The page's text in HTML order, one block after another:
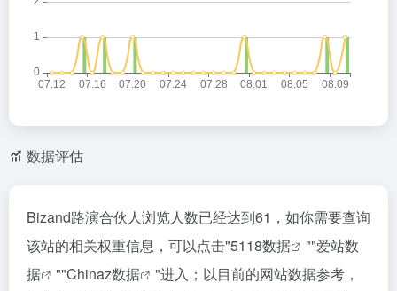
数据评估
Bizand路演合伙人浏览人数已经达到61，如你需要查询
该站的相关权重信息，可以点击"5118数据 ""爱站数
据
""Chinaz数据
"进入；以目前的网站数据参考，